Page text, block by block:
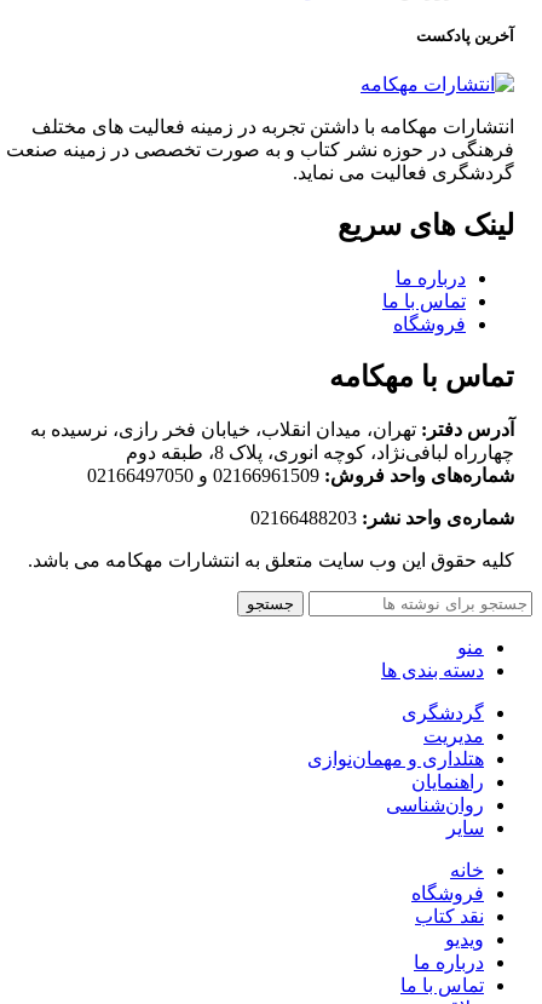
آخرین پادکست
انتشارات مهکامه با داشتن تجربه در زمینه فعالیت های مختلف
فرهنگی در حوزه نشر کتاب و به صورت تخصصی در زمینه صنعت
گردشگری فعالیت می نماید.
لینک های سریع
درباره ما
تماس با ما
فروشگاه
تماس با مهکامه
آدرس دفتر: تهران، میدان انقلاب، خیابان فخر رازی، نرسیده به
چهارراه لبافی‌نژاد، کوچه انوری، پلاک 8، طبقه دوم
شماره‌های واحد فروش: 02166961509 و 02166497050
شماره‌‌ی واحد نشر:
کلیه حقوق این وب سایت متعلق به انتشارات مهکامه می باشد.
جستجو
منو
دسته بندی ها
گردشگری
مدیریت
هتلداری و مهمان‌نوازی
راهنمایان
روان‌شناسی
سایر
خانه
فروشگاه
نقد کتاب
ویدیو
درباره‌ ما
تماس با ما